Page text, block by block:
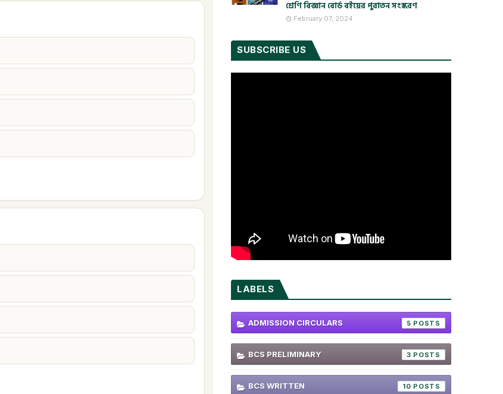
শ্রেণি বিজ্ঞান বোর্ড বইয়ের পুরাতন সংস্করণ
February 07, 2024
SUBSCRIBE US
LABELS
ADMISSION CIRCULARS 5
BCS PRELIMINARY 3
BCS WRITTEN 10